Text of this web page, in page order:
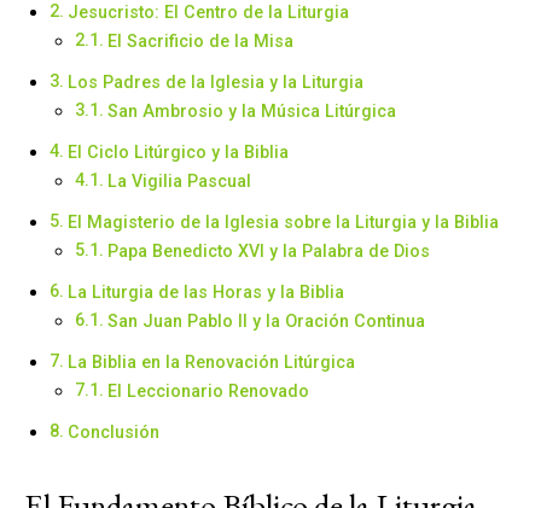
Jesucristo: El Centro de la Liturgia
El Sacrificio de la Misa
Los Padres de la Iglesia y la Liturgia
San Ambrosio y la Música Litúrgica
El Ciclo Litúrgico y la Biblia
La Vigilia Pascual
El Magisterio de la Iglesia sobre la Liturgia y la Biblia
Papa Benedicto XVI y la Palabra de Dios
La Liturgia de las Horas y la Biblia
San Juan Pablo II y la Oración Continua
La Biblia en la Renovación Litúrgica
El Leccionario Renovado
Conclusión